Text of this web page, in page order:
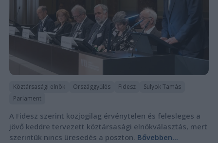
Köztársasági elnök Országgyűlés Fidesz
Sulyok Tamás
Parlament
A Fidesz szerint közjogilag érvénytelen és felesleges a
jövő keddre tervezett köztársasági elnökválasztás, mert
szerintük nincs üresedés a poszton. Bővebben...